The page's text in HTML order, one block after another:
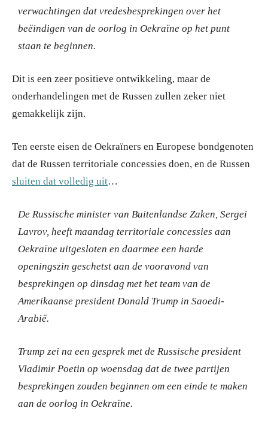
verwachtingen dat vredesbesprekingen over het
beëindigen van de oorlog in Oekraïne op het punt
staan te beginnen.
Dit is een zeer positieve ontwikkeling, maar de
onderhandelingen met de Russen zullen zeker niet
gemakkelijk zijn.
Ten eerste eisen de Oekraïners en Europese bondgenoten
dat de Russen territoriale concessies doen, en de Russen
sluiten dat volledig uit…
De Russische minister van Buitenlandse Zaken, Sergei
Lavrov, heeft maandag territoriale concessies aan
Oekraïne uitgesloten en daarmee een harde
openingszin geschetst aan de vooravond van
besprekingen op dinsdag met het team van de
Amerikaanse president Donald Trump in Saoedi-
Arabië.
Trump zei na een gesprek met de Russische president
Vladimir Poetin op woensdag dat de twee partijen
besprekingen zouden beginnen om een einde te maken
aan de oorlog in Oekraïne.